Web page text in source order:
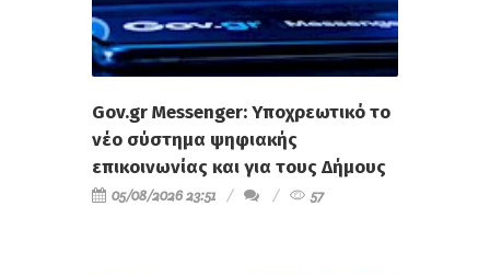
Gov.gr Messenger: Υποχρεωτικό το
νέο σύστημα ψηφιακής
επικοινωνίας και για τους Δήμους
05/08/2026 23:51 57